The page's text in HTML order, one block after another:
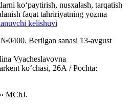
ko‘paytirish, nusxalash, tarqatish
faqat tahririyatning yozma
kelishuvi
Berilgan sanasi 13-avgust
Vyacheslavovna
ko‘chasi, 26А / Pochta:
MChJ.